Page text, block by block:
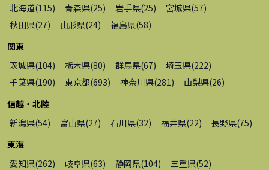
北海道(115) 青森県(25) 岩手県(25) 宮城県(57)
秋田県(27) 山形県(24) 福島県(58)
関東
茨城県(104) 栃木県(80) 群馬県(67) 埼玉県(222)
千葉県(190) 東京都(693) 神奈川県(281 ) 山梨県(26)
信越・北陸
新潟県(54) 富山県(27) 石川県(32) 福井県(22) 長野県(75)
東海
愛知県(262) 岐阜県(63) 静岡県(104) 三重県(52)